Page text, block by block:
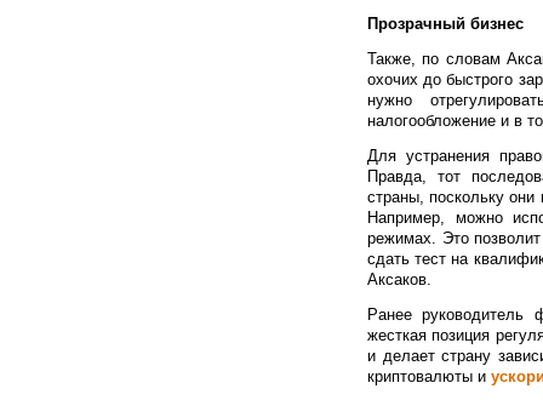
Прозрачный бизнес
Также, по словам
охочих до быстрого
нужно
налогообложение и в
Для устранения
Правда, тот
страны, поскольку
Например, можно
режимах. Это
сдать тест на
Аксаков.
Ранее
жесткая позиция
и делает страну
криптовалюты и